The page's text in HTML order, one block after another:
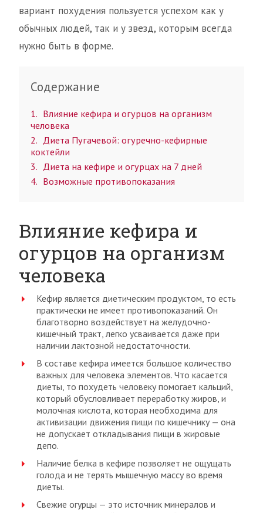
вариант похудения пользуется успехом как у
обычных людей, так и у звезд, которым всегда
нужно быть в форме.
Содержание
1
Влияние кефира и огурцов на организм
человека
2
Диета Пугачевой: огуречно-кефирные
коктейли
3
Диета на кефире и огурцах на 7 дней
4
Возможные противопоказания
Влияние кефира и
огурцов на организм
человека
Кефир является диетическим продуктом, то есть
практически не имеет противопоказаний. Он
благотворно воздействует на желудочно-
кишечный тракт, легко усваивается даже при
наличии лактозной недостаточности.
В составе кефира имеется большое количество
важных для человека элементов. Что касается
диеты, то похудеть человеку помогает кальций,
который обусловливает переработку жиров, и
молочная кислота, которая необходима для
активизации движения пищи по кишечнику — она
не допускает откладывания пищи в жировые
депо.
Наличие белка в кефире позволяет не ощущать
голода и не терять мышечную массу во время
диеты.
Свежие огурцы — это источник минералов и